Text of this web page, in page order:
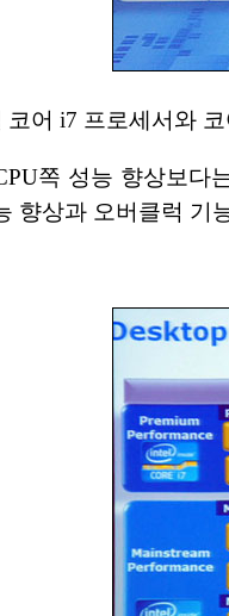
코어 i7 프로세서와
쪽 성능 향상보
향상과 오버클럭 기